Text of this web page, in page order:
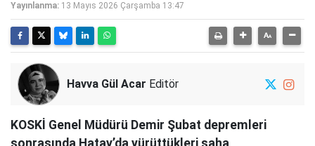
Yayınlanma: 13 Mayıs 2026 Çarşamba 13:47
Havva Gül Acar Editör
KOSKİ Genel Müdürü Demir Şubat depremleri
sonrasında Hatay’da yürüttükleri saha